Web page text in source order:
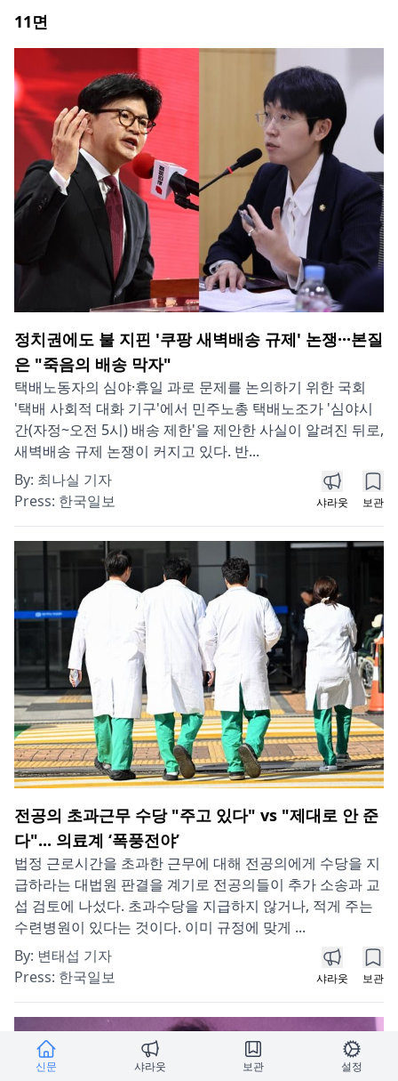
11면
정치권에도 불 지핀 '쿠팡 새벽배송 규제' 논쟁···본질
은 "죽음의 배송 막자"
택배노동자의 심야·휴일 과로 문제를 논의하기 위한 국회
'택배 사회적 대화 기구'에서 민주노총 택배노조가 '심야시
간(자정~오전 5시) 배송 제한'을 제안한 사실이 알려진 뒤로,
새벽배송 규제 논쟁이 커지고 있다. 반...
By: 최나실 기자
Press: 한국일보 샤라웃 보관
전공의 초과근무 수당 "주고 있다" vs "제대로 안 준
다"... 의료계 ‘폭풍전야’
법정 근로시간을 초과한 근무에 대해 전공의에게 수당을 지
급하라는 대법원 판결을 계기로 전공의들이 추가 소송과 교
섭 검토에 나섰다. 초과수당을 지급하지 않거나, 적게 주는
수련병원이 있다는 것이다. 이미 규정에 맞게 ...
By: 변태섭 기자
Press: 한국일보 샤라웃 보관
신문 샤라웃 보관 설정